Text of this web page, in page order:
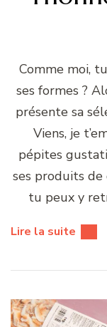
Comme moi,
ses formes ?
présente sa
Viens, je
pépites
ses produits
tu peux y
Lire la suite